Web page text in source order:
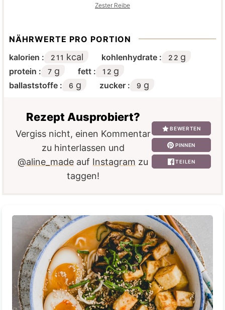
Zester Reibe
NÄHRWERTE PRO PORTION
kalorien :
211 kcal kohlenhydrate : 22 g
protein : 7 g fett : 12 g
ballaststoffe : 6 g zucker : 9 g
Rezept Ausprobiert?
Vergiss nicht, einen Kommentar
zu hinterlassen und
@aline_made auf Instagram zu
taggen!
BEWERTEN
PINNEN
TEILEN